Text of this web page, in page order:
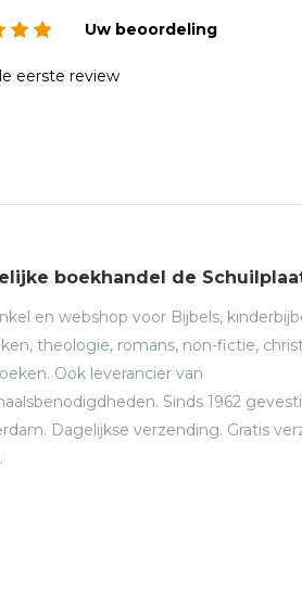
Uw beoordeling
eerste review
boekhandel de
en webshop voor Bijbels,
theologie, romans, non-fictie,
Ook leverancier van
Sinds 1962
Dagelijkse verzending. Gratis